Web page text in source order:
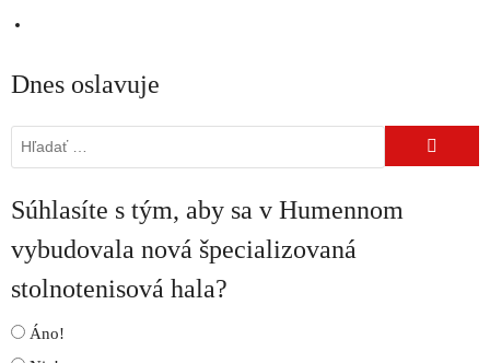
Dnes oslavuje
Hľadať:
Súhlasíte s tým, aby sa v Humennom
vybudovala nová špecializovaná
stolnotenisová hala?
Áno!